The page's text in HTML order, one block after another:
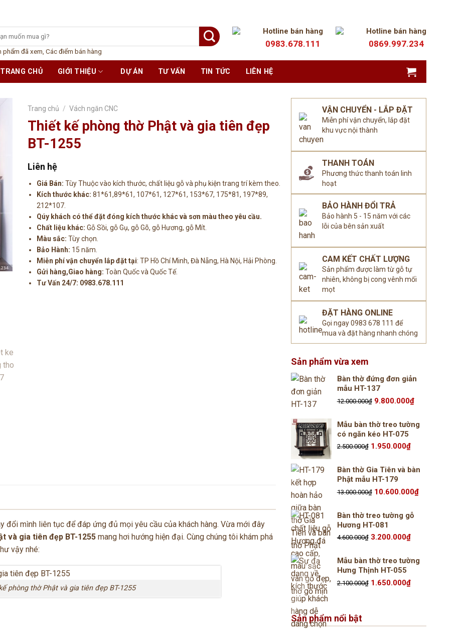
phẩm đã xem Các điểm bán hàng
Hotline bán hàng
0983.678.111
Hotline bán hàng
0869.997.234
TRANG CHỦ GIỚI THIỆU DỰ ÁN TƯ VẤN TIN TỨC LIÊN HỆ
VẬN CHUYỂN - LẮP ĐẶT
Miễn phí vận chuyển, lắp đặt
khu vực nội thành
THANH TOÁN
Phương thức thanh toán linh
hoạt
BẢO HÀNH ĐỔI TRẢ
Bảo hành 5 - 15 năm với các
lỗi của bên sản xuất
CAM KẾT CHẤT LƯỢNG
Sản phẩm được làm từ gỗ tự
nhiên, không bị cong vênh mối
mọt
ĐẶT HÀNG ONLINE
Gọi ngay 0983 678 111 để
mua và đặt hàng nhanh chóng
Sản phẩm vừa xem
Bàn thờ đứng đơn giản
mẫu HT-137
12.000.000₫ Giá
gốc
12.000.000₫.
9.800.000₫Giá
hiện
9.800.000₫.
Mẫu bàn thờ treo tường
có ngăn kéo HT-075
2.500.000₫ Giá
gốc
2.500.000₫.
1.950.000₫Giá
hiện
là:
1.950.000₫.
Bàn thờ Gia Tiên và bàn
Phật mẫu HT-179
13.000.000₫ Giá
gốc
13.000.000₫.
10.600.000₫Giá
hiện
Bàn thờ treo tường gỗ
Hương HT-081
4.600.000₫ Giá
gốc
4.600.000₫.
3.200.000₫Giá
hiện
3.200.000₫.
Mẫu bàn thờ treo tường
Hưng Thịnh HT-055
2.100.000₫ Giá
gốc
1.650.000₫Giá
hiện
Sản phẩm nổi bật
Trang chủ / Vách ngăn CNC
Thiết kế phòng thờ Phật và gia tiên đẹp
BT-1255
Liên hệ
Giá Bán: Tùy Thuộc vào kích thước, chất liệu gỗ và phụ kiện trang trí kèm theo.
Kích thước khác: 81*61,89*61, 107*61, 127*61, 153*67, 175*81, 197*89,
212*107.
Qúy khách có thể đặt đóng kích thước khác và sơn màu theo yêu cầu.
Chất liệu khác: Gỗ Sồi, gỗ Gụ, gỗ Gõ, gỗ Hương, gỗ Mít.
Màu sắc: Tùy chọn.
Bảo Hành: 15 năm.
Miễn phí vận chuyển lắp đặt tại: TP Hồ Chí Minh, Đà Nẵng, Hà Nội, Hải Phòng.
Gửi hàng,Giao hàng: Toàn Quốc và Quốc Tế.
Tư Vấn 24/7: 0983.678.111
đổi mình liên tục để đáp ứng đủ mọi yêu cầu của khách hàng. Vừa mới đây
và gia tiên đẹp BT-1255 mang hơi hướng hiện đại. Cùng chúng tôi khám phá
vậy nhé:
phòng thờ Phật và gia tiên đẹp BT-1255